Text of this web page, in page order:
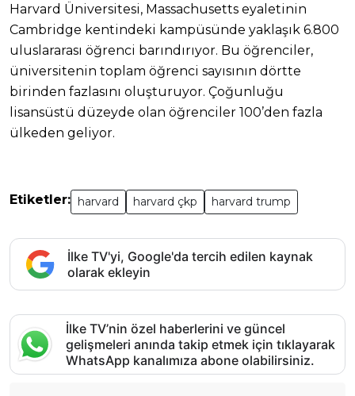
Harvard Üniversitesi, Massachusetts eyaletinin
Cambridge kentindeki kampüsünde yaklaşık 6.800
uluslararası öğrenci barındırıyor. Bu öğrenciler,
üniversitenin toplam öğrenci sayısının dörtte
birinden fazlasını oluşturuyor. Çoğunluğu
lisansüstü düzeyde olan öğrenciler 100’den fazla
ülkeden geliyor.
Etiketler: harvard harvard çkp harvard trump
İlke TV'yi, Google'da tercih edilen kaynak
olarak ekleyin
İlke TV’nin özel haberlerini ve güncel
gelişmeleri anında takip etmek için tıklayarak
WhatsApp kanalımıza abone olabilirsiniz.